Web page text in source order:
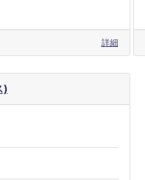
詳細
)